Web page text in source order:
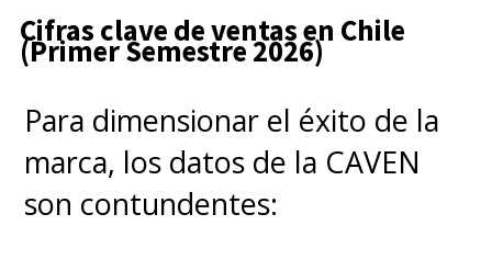
Cifras clave de ventas en Chile
(Primer Semestre 2026)
Para dimensionar el éxito de la
marca, los datos de la CAVEN
son contundentes: